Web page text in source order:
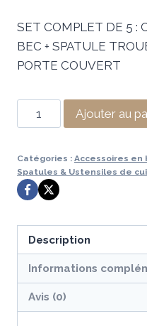
initial
était :
SET COMPLET DE 5 :
BEC + SPATULE
PORTE COUVERT
quantité
de
COMPLET
DE
5
:
CUILLÈRE
CUILLÈRE
Ajouter au
Catégories : Accessoires en
Spatules & Ustensiles de
Description
Informations
Avis (0)